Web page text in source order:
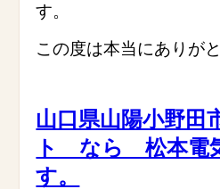
す。
この度は本当にありが
山口県山陽小野
ト なら 松本電
す。